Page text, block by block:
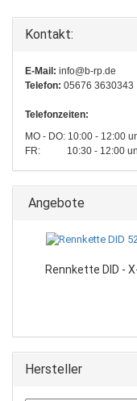
Kontakt:
E-Mail: info@b-rp.de
Telefon: 05676 3630343
Telefonzeiten:
MO - DO: 10:00 - 12:00
FR: 10:30 - 12:00
Angebote
Rennkette DID -
Hersteller